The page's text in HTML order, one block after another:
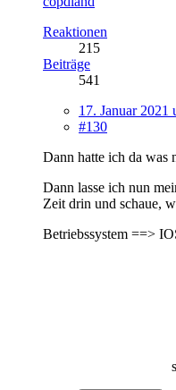
Reaktionen
215
Beiträge
541
17. Januar 2021
#130
Dann hatte ich da was
Dann lasse ich nun
Zeit drin und schaue,
Betriebssystem ==>